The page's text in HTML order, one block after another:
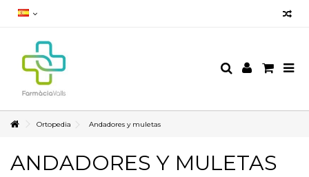
Ortopedia Andadores y muletas
ANDADORES Y MULETAS